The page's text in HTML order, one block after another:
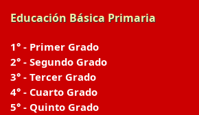
Educación Básica Primaria
1° - Primer Grado
2° - Segundo Grado
3° - Tercer Grado
4° - Cuarto Grado
5° - Quinto Grado